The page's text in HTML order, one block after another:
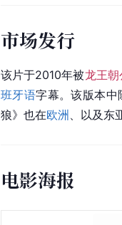
市场发行
该片于2010年被龙王朝
班牙语字幕。该版本中
狼》也在欧洲 、以及
电影海报